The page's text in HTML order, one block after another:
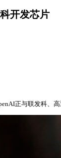
开发芯片
正与联发科、